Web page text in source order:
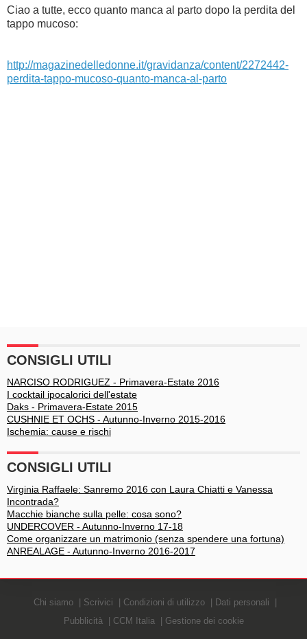
Ciao a tutte, ecco quanto manca al parto dopo la perdita del
tappo mucoso:
http://magazinedelledonne.it/gravidanza/content/2272442-
perdita-tappo-mucoso-quanto-manca-al-parto
CONSIGLI UTILI
NARCISO RODRIGUEZ - Primavera-Estate 2016
I cocktail ipocalorici dell'estate
Daks - Primavera-Estate 2015
CUSHNIE ET OCHS - Autunno-Inverno 2015-2016
Ischemia: cause e rischi
CONSIGLI UTILI
Virginia Raffaele: Sanremo 2016 con Laura Chiatti e Vanessa
Incontrada?
Macchie bianche sulla pelle: cosa sono?
UNDERCOVER - Autunno-Inverno 17-18
Come organizzare un matrimonio (senza spendere una fortuna)
ANREALAGE - Autunno-Inverno 2016-2017
Chi siamo Scrivici Condizioni di utilizzo
Dati personali
Pubblicità
CCM Italia Gestione dei cookie